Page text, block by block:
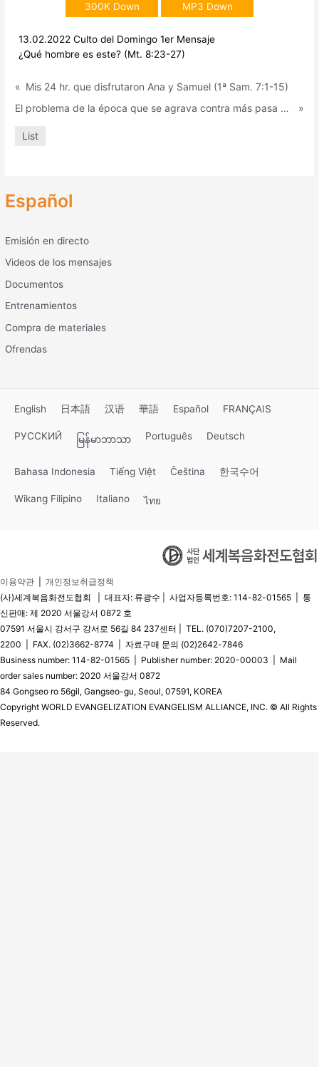
Español
Emisión en directo
Videos de los mensajes
Documentos
Entrenamientos
Compra de materiales
Ofrendas
300K Down
MP3 Down
13.02.2022 Culto del Domingo 1er Mensaje
¿Qué hombre es este? (Mt. 8:23-27)
« Mis 24 hr. que disfrutaron Ana y Samuel (1ª Sam. 7:1-15)
El problema de la época que se agrava contra más pasa el tiempo (Mt. 8:28-34)
»
List
English 日本語 汉语 華語 Español FRANÇAIS
РУССКИЙ မြန်မာဘာသာ Português Deutsch
Bahasa Indonesia Tiếng Việt Čeština 한국수어
Wikang Filipino Italiano ไทย
이용약관
개인정보취급정책
(사)세계복음화전도협회 | 대표자: 류광수 | 사업자등록번호: 114-82-01565 | 통
신판매: 제 2020 서울강서 0872 호
07591 서울시 강서구 강서로 56길 84 237센터 | TEL. (070)7207-2100,
2200 | FAX. (02)3662-8774 | 자료구매 문의 (02)2642-7846
Business number: 114-82-01565 | Publisher number: 2020-00003 | Mail
order sales number: 2020 서울강서 0872
84 Gongseo ro 56gil, Gangseo-gu, Seoul, 07591, KOREA
Copyright WORLD EVANGELIZATION EVANGELISM ALLIANCE, INC. © All Rights
Reserved.